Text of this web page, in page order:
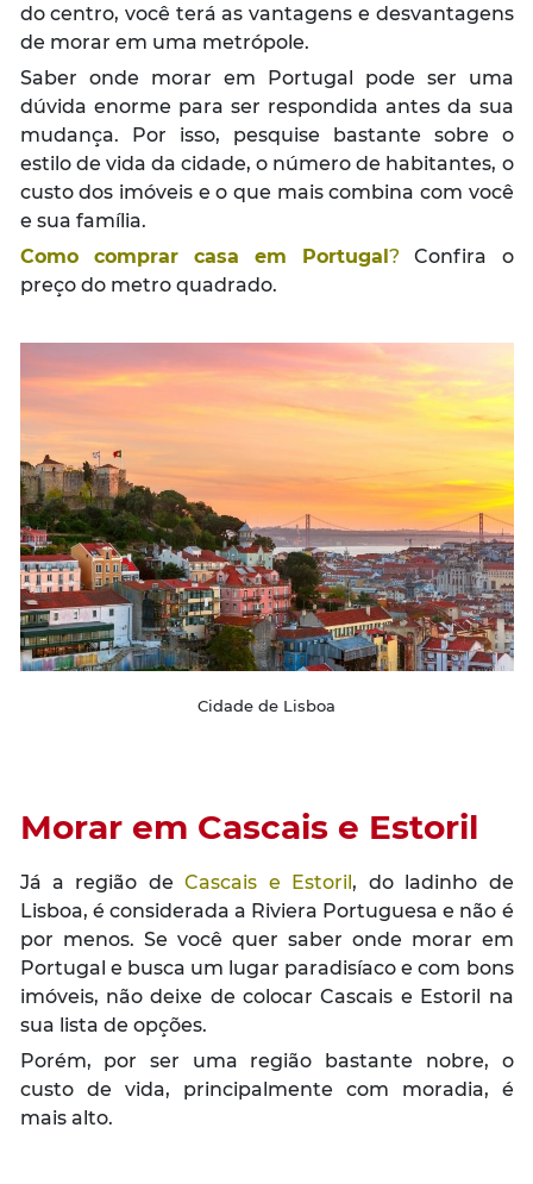
do centro, você terá as vantagens e desvantagens
de morar em uma metrópole.
Saber onde morar em Portugal pode ser uma
dúvida enorme para ser respondida antes da sua
mudança. Por isso, pesquise bastante sobre o
estilo de vida da cidade, o número de habitantes, o
custo dos imóveis e o que mais combina com você
e sua família.
Como comprar casa em Portugal? Confira o
preço do metro quadrado.
Cidade de Lisboa
Morar em Cascais e Estoril
Já a região deCascais e Estoril, do ladinho de
Lisboa, é considerada a Riviera Portuguesa e não é
por menos. Se você quer saber onde morar em
Portugal e busca um lugar paradisíaco e com bons
imóveis, não deixe de colocar Cascais e Estoril na
sua lista de opções.
Porém, por ser uma região bastante nobre, o
custo de vida, principalmente com moradia, é
mais alto.